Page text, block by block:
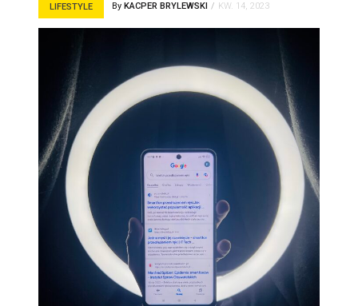
LIFESTYLE By KACPER BRYLEWSKI KW. 14, 2023